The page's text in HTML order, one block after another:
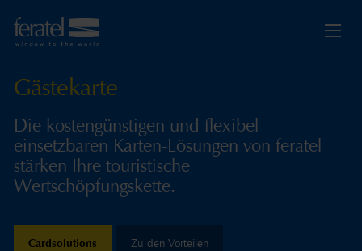
Gästekarte
Die kostengünstigen und flexibel
einsetzbaren Karten-Lösungen von feratel
stärken Ihre touristische
Wertschöpfungskette.
Cardsolutions Zu den Vorteilen